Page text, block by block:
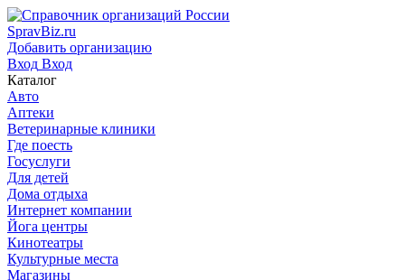
SpravBiz.ru
Добавить организацию
Вход Вход
Каталог
Авто
Аптеки
Ветеринарные клиники
Где поесть
Госуслуги
Для детей
Дома отдыха
Интернет компании
Йога центры
Кинотеатры
Культурные места
Магазины